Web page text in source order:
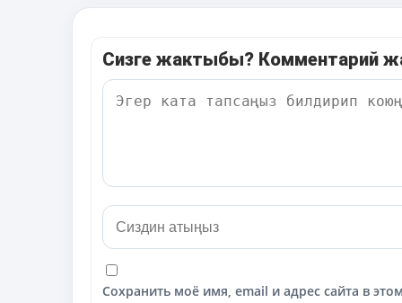
Сизге жактыбы? Комментарий
Сохранить моё имя, email и адрес сайта в